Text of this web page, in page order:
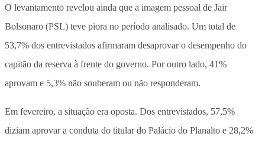
O levantamento revelou ainda que a imagem pessoal de Jair
Bolsonaro (PSL) teve piora no período analisado. Um total de
53,7% dos entrevistados afirmaram desaprovar o desempenho do
capitão da reserva à frente do governo. Por outro lado, 41%
aprovam e 5,3% não souberam ou não responderam.
Em fevereiro, a situação era oposta. Dos entrevistados, 57,5%
diziam aprovar a conduta do titular do Palácio do Planalto e 28,2%